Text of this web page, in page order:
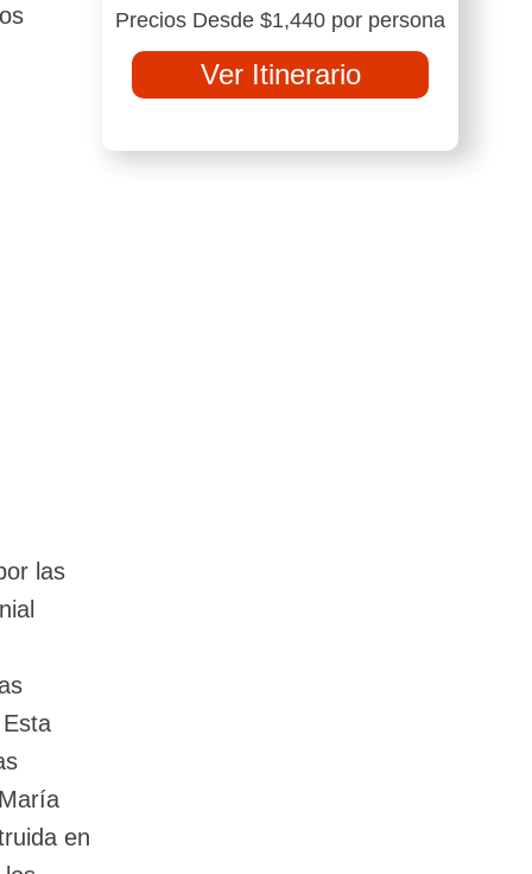
las
en
Precios Desde $1,440 por persona
Ver Itinerario